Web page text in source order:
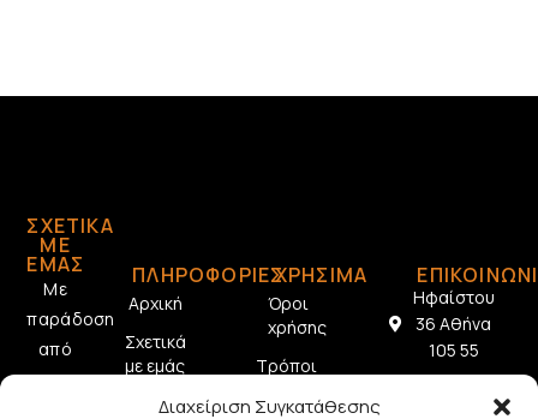
Διαχείριση Συγκατάθεσης
ΣΧΕΤΙΚΆ
ΜΕ
ΕΜΆΣ
Με
παράδοση
από
το
ΠΛΗΡΟΦΟΡΙΕΣ
Αρχική
Σχετικά
με εμάς
Επικοινωνία
ΧΡΗΣΙΜΑ
Όροι
χρήσης
Τρόποι
Ηφαίστου
36 Αθήνα
105 55